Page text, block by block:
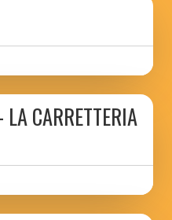
CARRETTERIA